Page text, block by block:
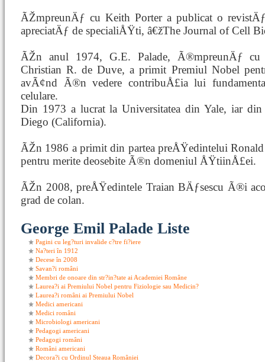
ÃŽmpreunÄƒ cu Keith Porter a publicat o
apreciatÄƒ de specialiÅŸti, â€žThe Journal of Cell
ÃŽn anul 1974, G.E. Palade, Ã®mpreunÄƒ
Christian R. de Duve, a primit Premiul Nobel
avÃ¢nd Ã®n vedere contribuÅ£ia lui
celulare.
Din 1973 a lucrat la Universitatea din Yale, iar
Diego (California).
ÃŽn 1986 a primit din partea preÅŸedintelui
pentru merite deosebite Ã®n domeniul ÅŸtiinÅ£ei.
ÃŽn 2008, preÅŸedintele Traian BÄƒsescu Ã®i
grad de colan.
George Emil Palade Liste
Pagini cu leg?turi invalide c?tre fi?iere
Na?teri în 1912
Decese în 2008
Savan?i români
Membri de onoare din str?in?tate ai Academiei Române
Laurea?i ai Premiului Nobel pentru Fiziologie sau Medicin?
Laurea?i români ai Premiului Nobel
Medici americani
Medici români
Microbiologi americani
Pedagogi americani
Pedagogi români
Români americani
Decora?i cu Ordinul Steaua României